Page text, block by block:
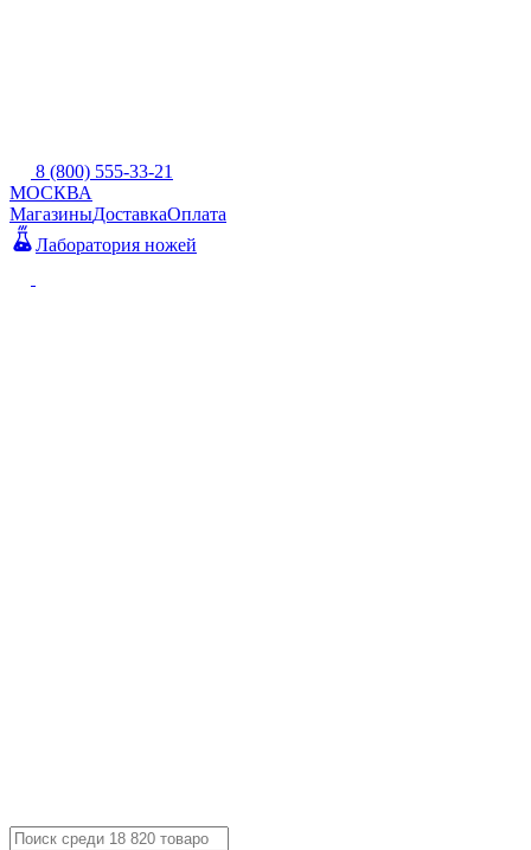
8 (800) 555-33-21
МОСКВА
МагазиныДоставкаОплата
Лаборатория ножей